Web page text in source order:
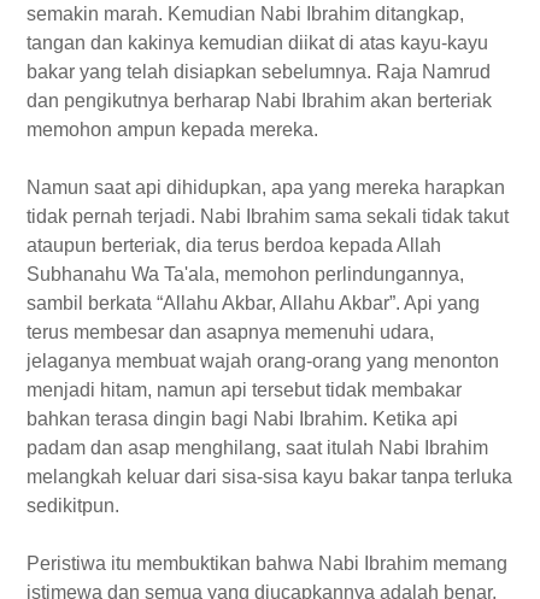
semakin marah. Kemudian Nabi Ibrahim ditangkap,
tangan dan kakinya kemudian diikat di atas kayu-kayu
bakar yang telah disiapkan sebelumnya. Raja Namrud
dan pengikutnya berharap Nabi Ibrahim akan berteriak
memohon ampun kepada mereka.
Namun saat api dihidupkan, apa yang mereka harapkan
tidak pernah terjadi. Nabi Ibrahim sama sekali tidak takut
ataupun berteriak, dia terus berdoa kepada Allah
Subhanahu Wa Ta'ala, memohon perlindungannya,
sambil berkata “Allahu Akbar, Allahu Akbar”. Api yang
terus membesar dan asapnya memenuhi udara,
jelaganya membuat wajah orang-orang yang menonton
menjadi hitam, namun api tersebut tidak membakar
bahkan terasa dingin bagi Nabi Ibrahim. Ketika api
padam dan asap menghilang, saat itulah Nabi Ibrahim
melangkah keluar dari sisa-sisa kayu bakar tanpa terluka
sedikitpun.
Peristiwa itu membuktikan bahwa Nabi Ibrahim memang
istimewa dan semua yang diucapkannya adalah benar,